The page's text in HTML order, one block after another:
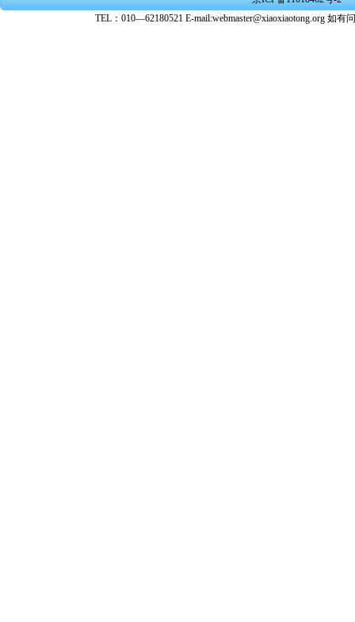
转载、
★ 参与
TEL：010—62180521 E-mail:webmaster@xiaoxiaotong.org 如